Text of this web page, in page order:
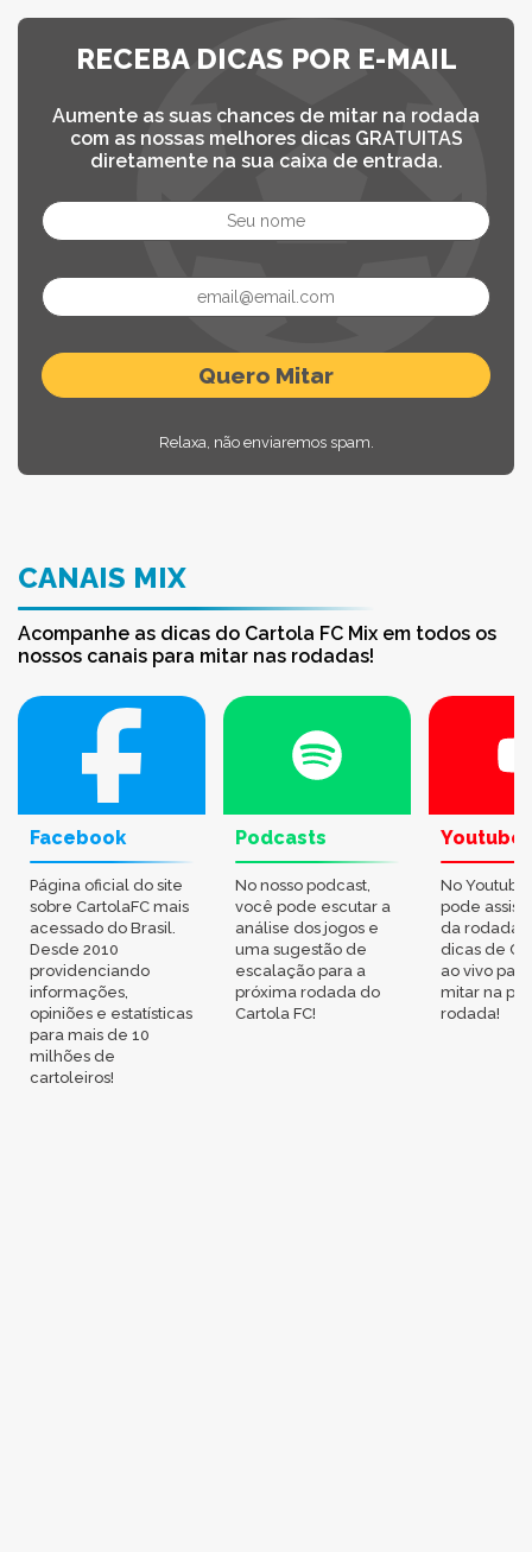
RECEBA DICAS POR E-MAIL
Aumente as suas chances de mitar na rodada
com as nossas melhores dicas GRATUITAS
diretamente na sua caixa de entrada.
Relaxa, não enviaremos spam.
CANAIS MIX
Acompanhe as dicas do Cartola FC Mix em todos os
nossos canais para mitar nas rodadas!
Facebook
Página oficial do site
sobre CartolaFC mais
acessado do Brasil.
Desde 2010
providenciando
informações,
opiniões e estatísticas
para mais de 10
milhões de
cartoleiros!
Podcasts
No nosso podcast,
você pode escutar a
análise dos jogos e
uma sugestão de
escalação para a
próxima rodada do
Cartola FC!
Youtube
No
pode
da rodada,
dicas de
ao vivo
mitar na
rodada!